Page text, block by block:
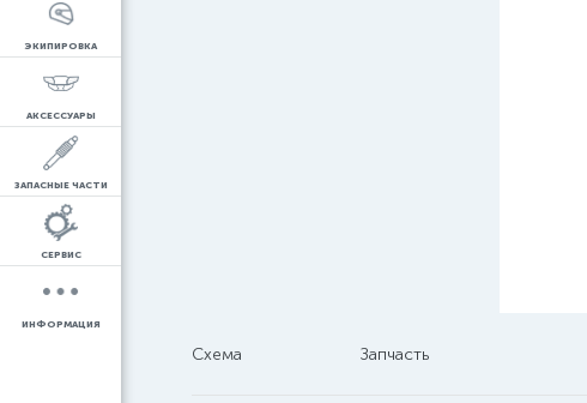
ЭКИПИРОВКА
АКСЕССУАРЫ
ЗАПАСНЫЕ ЧАСТИ
СЕРВИС
ИНФОРМАЦИЯ
Схема Запчасть